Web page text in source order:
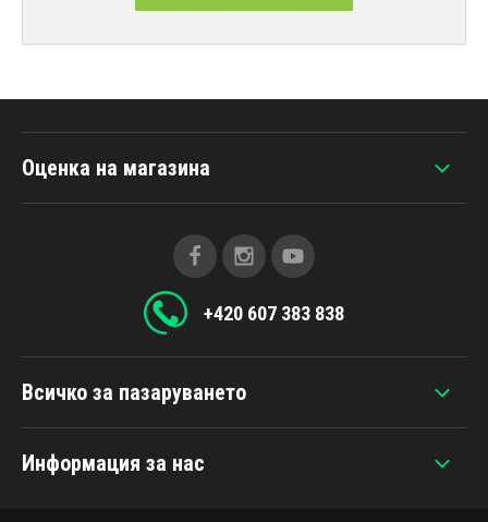
Всичко за пазаруването
Информация за нас
Оценка на магазина
+420 607 383 838